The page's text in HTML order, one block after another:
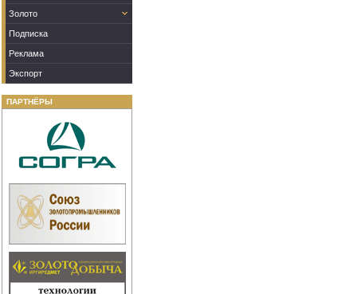
Золото
Подписка
Реклама
Экспорт
ПАРТНЁРЫ